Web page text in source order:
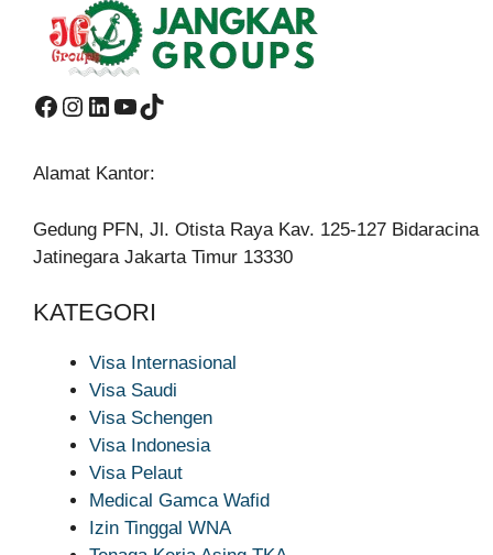
Facebook
Instagram
LinkedIn
YouTube
TikTok
Alamat Kantor:
Gedung PFN, Jl. Otista Raya Kav. 125-127 Bidaracina
Jatinegara Jakarta Timur 13330
KATEGORI
Visa Internasional
Visa Saudi
Visa Schengen
Visa Indonesia
Visa Pelaut
Medical Gamca Wafid
Izin Tinggal WNA